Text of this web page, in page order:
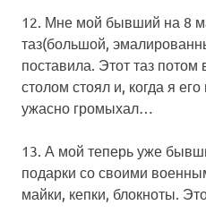
12. Мне мой бывший на 8
таз(большой,
поставила. Этот таз потом
столом стоял и, когда я
ужасно громыхал…
13. А мой теперь уже
подарки со своими
майки, кепки, блокноты.